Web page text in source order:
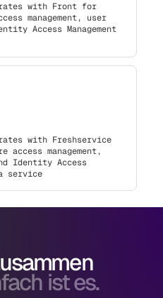
with Front for
management, user
Access Management
with Freshservice
access management,
Identity Access
service
ist es.